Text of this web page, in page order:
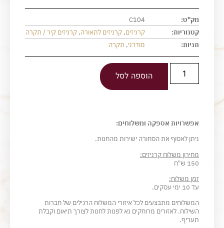
מק"ט:
C104
קטגוריות:
קרניזים, קרניזים לתאורה, קרניזים קיר / תקרה
תגיות:
מודרני, תקרה
הוספה לסל
אפשרויות אספקה ומשלוחים:
ניתן לאסוף את הסחורה ישירות מהחנות.
מחירון משלוח קרניזים:
150 ש"ח
זמן משלוח:
עד 10 ימי עסקים.
המשלוחים מתבצעים לכל איזורי המשלוח הרגילים של חברות
השילוח. לאזורים מרוחקים נא לפנות לחנות לצורך תיאום וקבלת
תעריף.